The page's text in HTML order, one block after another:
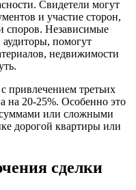
Свидетели могут
и участие сторон,
споров. Независимые
помогут
недвижимости
привлечением третьих
на 20-25%. Особенно это
или сложными
дорогой квартиры или
сделки